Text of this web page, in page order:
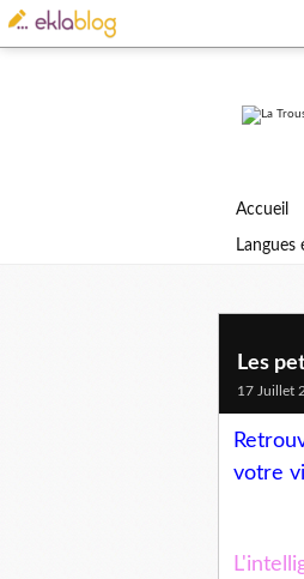
Accueil
Langues
Les
17 Juillet
votre